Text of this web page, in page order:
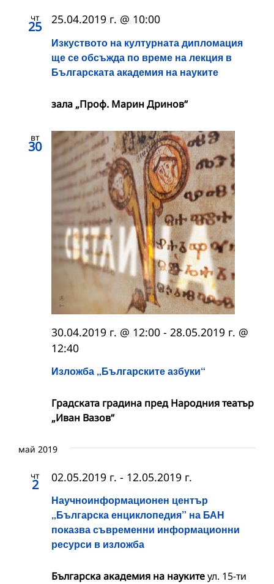
чт
25
Изкуството на културната дипломация
ще се обсъжда по време на лекция в
Българската академия на науките
25.04.2019 г. @ 10:00
зала „Проф. Марин Дринов“
вт
30
Изложба „Българските азбуки“
30.04.2019 г. @ 12:00 - 28.05.2019 г. @
12:40
Градската градина пред Народния театър
„Иван Вазов“
май 2019
чт
2
Научноинформационен център
„Българска енциклопедия” на БАН
показва съвременни информационни
ресурси в изложба
02.05.2019 г. - 12.05.2019 г.
Българска академия на наукитеул. 15-ти